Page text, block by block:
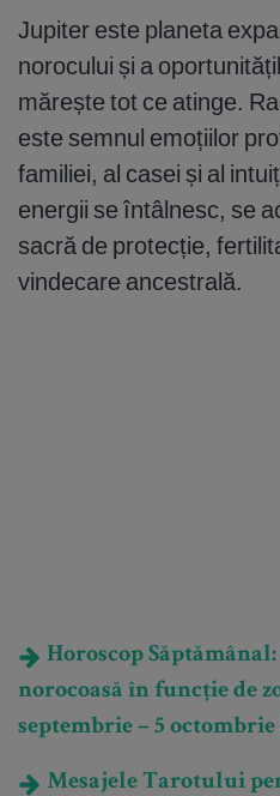
Jupiter este planeta
norocului și a
mărește tot ce atinge.
este semnul emoțiilor
familiei, al casei și al
energii se întâlnesc, se
sacră de protecție,
vindecare ancestrală.
Horoscop Săptămânal:
norocoasă în funcție de
septembrie – 5 octombrie
Mesajele Tarotului